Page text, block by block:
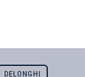
DELONGHI